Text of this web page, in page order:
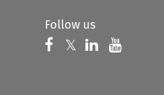
Follow us
Follow us on
𝕏 Follow us on
Follow us